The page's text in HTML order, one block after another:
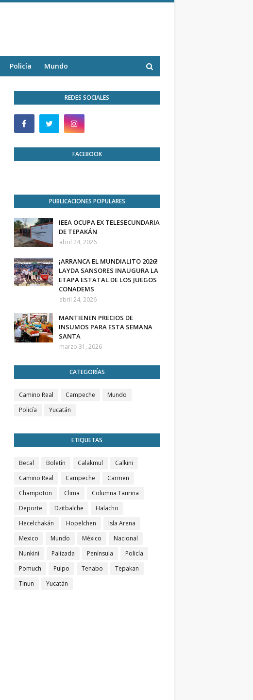
Policía Mundo
REDES SOCIALES
FACEBOOK
PUBLICACIONES POPULARES
IEEA OCUPA EX TELESECUNDARIA
DE TEPAKÁN
abril 24, 2026
¡ARRANCA EL MUNDIALITO 2026!
LAYDA SANSORES INAUGURA LA
ETAPA ESTATAL DE LOS JUEGOS
CONADEMS
abril 24, 2026
MANTIENEN PRECIOS DE
INSUMOS PARA ESTA SEMANA
SANTA
marzo 31, 2026
CATEGORÍAS
Camino Real Campeche
Mundo
Policía
Yucatán
ETIQUETAS
Becal Boletín Calakmul
Calkini
Camino Real
Campeche
Carmen
Champoton
Clima
Columna Taurina
Deporte
Dzitbalche
Halacho
Hecelchakán
Hopelchen
Isla Arena
Mexico
Mundo México
Nacional
Nunkini
Palizada Península
Policía
Pomuch
Pulpo Tenabo
Tepakan
Tinun
Yucatán